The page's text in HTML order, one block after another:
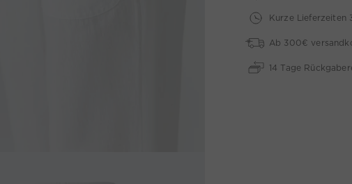
Kurze Lieferzeiten
Ab 300€
14 Tage